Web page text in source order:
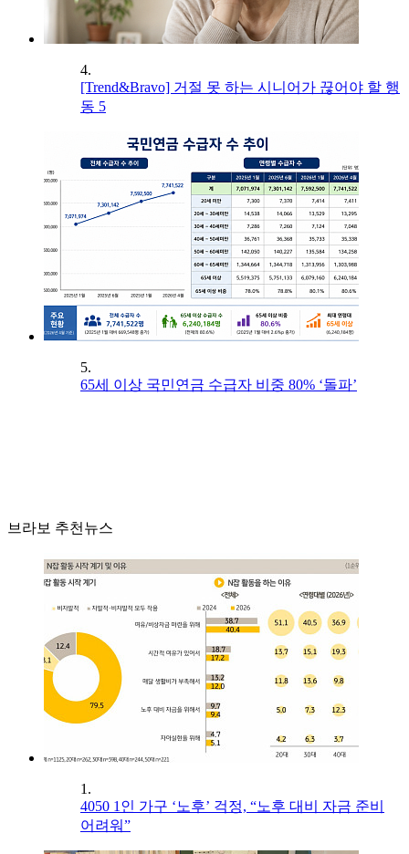
4.
[Trend&Bravo] 거절 못 하는 시니어가 끊어야 할 행
동 5
5.
65세 이상 국민연금 수급자 비중 80% ‘돌파’
브라보 추천뉴스
1.
4050 1인 가구 ‘노후’ 걱정, “노후 대비 자금 준비
어려워”